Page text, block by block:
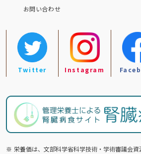
お問い合わせ
Twitter Instagram
※ 栄養価は、文部科学省科学技術・学術審議会